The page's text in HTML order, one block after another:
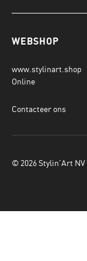
WEBSHOP
www.stylinart.shop
Online
Contacteer ons
© 2026 Stylin'Art NV